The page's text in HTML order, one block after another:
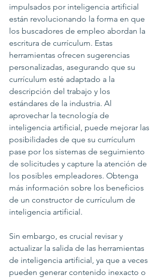
impulsados por inteligencia artificial
están revolucionando la forma en que
los buscadores de empleo abordan la
escritura de currículum. Estas
herramientas ofrecen sugerencias
personalizadas, asegurando que su
currículum esté adaptado a la
descripción del trabajo y los
estándares de la industria. Al
aprovechar la tecnología de
inteligencia artificial, puede mejorar las
posibilidades de que su currículum
pase por los sistemas de seguimiento
de solicitudes y capture la atención de
los posibles empleadores. Obtenga
más información sobre los beneficios
de un constructor de currículum de
inteligencia artificial.
Sin embargo, es crucial revisar y
actualizar la salida de las herramientas
de inteligencia artificial, ya que a veces
pueden generar contenido inexacto o